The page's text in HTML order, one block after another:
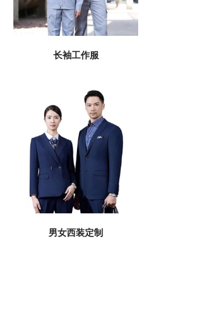
长袖工作服
男女西装定制